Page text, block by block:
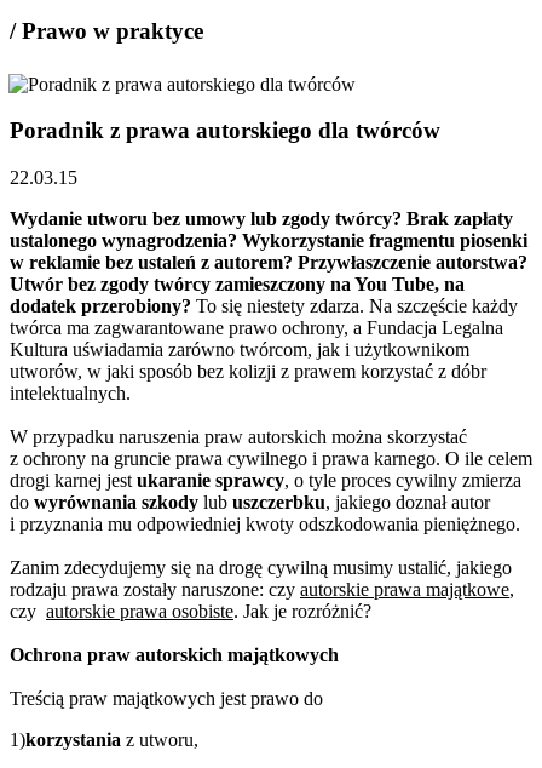
/ Prawo w praktyce
Poradnik z prawa autorskiego dla twórców
22.03.15
Wydanie utworu bez umowy lub zgody twórcy? Brak zapłaty
ustalonego wynagrodzenia? Wykorzystanie fragmentu piosenki
w reklamie bez ustaleń z autorem? Przywłaszczenie autorstwa?
Utwór bez zgody twórcy zamieszczony na You Tube, na
dodatek przerobiony? To się niestety zdarza. Na szczęście każdy
twórca ma zagwarantowane prawo ochrony, a Fundacja Legalna
Kultura uświadamia zarówno twórcom, jak i użytkownikom
utworów, w jaki sposób bez kolizji z prawem korzystać z dóbr
intelektualnych.
W przypadku naruszenia praw autorskich można skorzystać
z ochrony na gruncie prawa cywilnego i prawa karnego. O ile celem
drogi karnej jest ukaranie sprawcy, o tyle proces cywilny zmierza
do wyrównania szkody lub uszczerbku, jakiego doznał autor
i przyznania mu odpowiedniej kwoty odszkodowania pieniężnego.
Zanim zdecydujemy się na drogę cywilną musimy ustalić, jakiego
rodzaju prawa zostały naruszone: czy autorskie prawa majątkowe,
czy autorskie prawa osobiste. Jak je rozróżnić?
Ochrona praw autorskich majątkowych
Treścią praw majątkowych jest prawo do
1)korzystania z utworu,